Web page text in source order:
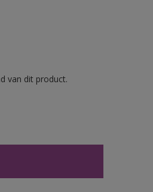
van dit product.